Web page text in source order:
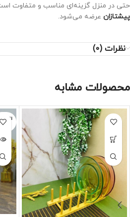
حتی در منزل گزینه‌ای مناسب و متفاوت
پیشتازان عرضه می‌شود.
نظرات (0)
محصولات مشابه
اتمام
جودی